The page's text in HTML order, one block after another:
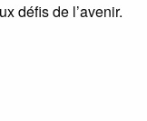
défis de l’avenir.